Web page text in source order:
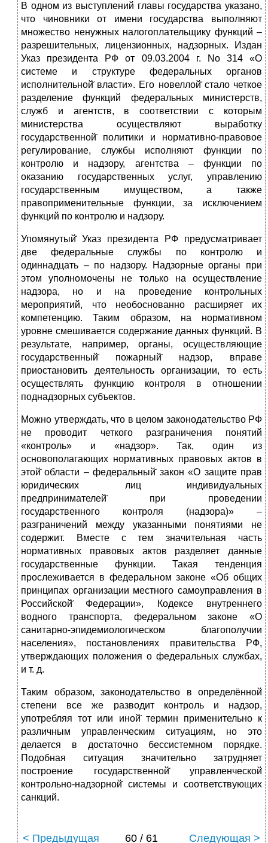
В одном из выступлений главы государства указано,
что чиновники от имени государства выполняют
множество ненужных налогоплательщику функций –
разрешительных, лицензионных, надзорных. Издан
Указ президента РФ от 09.03.2004 г. No 314 «О
системе и структуре федеральных органов
исполнительной̆ власти». Его новеллой̆ стало четкое
разделение функций федеральных министерств,
служб и агентств, в соответствии с которым
министерства осуществляют выработку
государственной̆ политики и нормативно-правовое
регулирование, службы исполняют функции по
контролю и надзору, агентства – функции по
оказанию государственных услуг, управлению
государственным имуществом, а также
правоприменительные функции, за исключением
функций по контролю и надзору.
Упомянутый̆ Указ президента РФ предусматривает
две федеральные службы по контролю и
одиннадцать – по надзору. Надзорные органы при
этом уполномочены не только на осуществление
надзора, но и на проведение контрольных
мероприятий, что необоснованно расширяет их
компетенцию. Таким образом, на нормативном
уровне смешивается содержание данных функций. В
результате, например, органы, осуществляющие
государственный̆ пожарный̆ надзор, вправе
приостановить деятельность организации, то есть
осуществлять функцию контроля в отношении
поднадзорных субъектов.
Можно утверждать, что в целом законодательство РФ
не проводит четкого разграничения понятий
«контроль» и «надзор». Так, один из
основополагающих нормативных правовых актов в
этой̆ области – федеральный̆ закон «О защите прав
юридических лиц индивидуальных
предпринимателей̆ при проведении
государственного контроля (надзора)» –
разграничений между указанными понятиями не
содержит. Вместе с тем значительная часть
нормативных правовых актов разделяет данные
государственные функции. Такая тенденция
прослеживается в федеральном законе «Об общих
принципах организации местного самоуправления в
Российской̆ Федерации», Кодексе внутреннего
водного транспорта, федеральном законе «О
санитарно-эпидемиологическом благополучии
населения», постановлениях правительства РФ,
утверждающих положения о федеральных службах,
и т. д.
Таким образом, законодательство в определённой̆
степени все же разводит контроль и надзор,
употребляя тот или иной̆ термин применительно к
различным управленческим ситуациям, но это
делается в достаточно бессистемном порядке.
Подобная ситуация значительно затрудняет
построение государственной̆ управленческой̆
контрольно-надзорной̆ системы и соответствующих
санкций.
< Предыдущая 60 / 61 Следующая >